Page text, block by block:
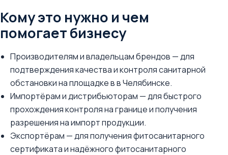
Кому это нужно и чем
помогает бизнесу
Производителям и владельцам брендов — для
подтверждения качества и контроля санитарной
обстановки на площадке в в Челябинске.
Импортёрам и дистрибьюторам — для быстрого
прохождения контроля на границе и получения
разрешения на импорт продукции.
Экспортёрам — для получения фитосанитарного
сертификата и надёжного фитосанитарного